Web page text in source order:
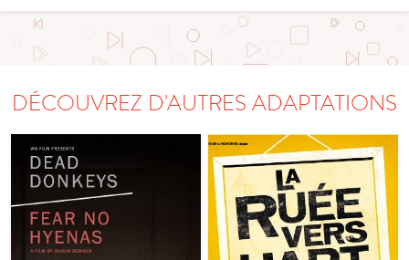
DÉCOUVREZ D'AUTRES ADAPTATIONS